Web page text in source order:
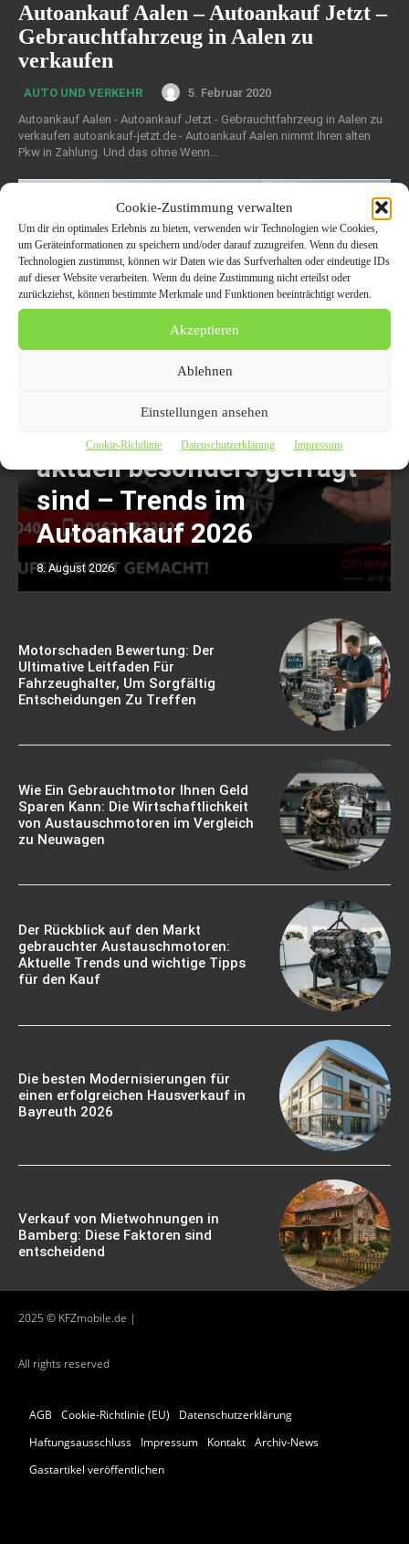
Cookie-Zustimmung verwalten
Um dir ein optimales Erlebnis zu bieten, verwenden wir Technologien wie Cookies,
um Geräteinformationen zu speichern und/oder darauf zuzugreifen. Wenn du diesen
Technologien zustimmst, können wir Daten wie das Surfverhalten oder eindeutige IDs
auf dieser Website verarbeiten. Wenn du deine Zustimmung nicht erteilst oder
zurückziehst, können bestimmte Merkmale und Funktionen beeinträchtigt werden.
Akzeptieren
Ablehnen
Einstellungen ansehen
Cookie-Richtlinie Datenschutzerklärung Impressum
Autoankauf Aalen – Autoankauf Jetzt –
Gebrauchtfahrzeug in Aalen zu
verkaufen
AUTO UND VERKEHR
5. Februar 2020
Autoankauf Aalen - Autoankauf Jetzt - Gebrauchtfahrzeug in Aalen zu
verkaufen autoankauf-jetzt.de - Autoankauf Aalen nimmt Ihren alten
Pkw in Zahlung. Und das ohne Wenn...
Welche Fahrzeuge in Köln
aktuell besonders gefragt
sind – Trends im
Autoankauf 2026
8. August 2026
Motorschaden Bewertung: Der
Ultimative Leitfaden Für
Fahrzeughalter, Um Sorgfältig
Entscheidungen Zu Treffen
Wie Ein Gebrauchtmotor Ihnen Geld
Sparen Kann: Die Wirtschaftlichkeit
von Austauschmotoren im Vergleich
zu Neuwagen
Der Rückblick auf den Markt
gebrauchter Austauschmotoren:
Aktuelle Trends und wichtige Tipps
für den Kauf
Die besten Modernisierungen für
einen erfolgreichen Hausverkauf in
Bayreuth 2026
Verkauf von Mietwohnungen in
Bamberg: Diese Faktoren sind
entscheidend
2025 © KFZmobile.de |
All rights reserved
AGB Cookie-Richtlinie (EU)
Datenschutzerklärung
Haftungsausschluss
Impressum Kontakt Archiv-News
Gastartikel veröffentlichen